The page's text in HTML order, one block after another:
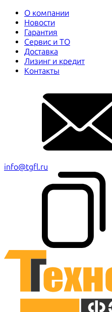
О компании
Новости
Гарантия
Сервис и ТО
Доставка
Лизинг и кредит
Контакты
info@tgfl.ru